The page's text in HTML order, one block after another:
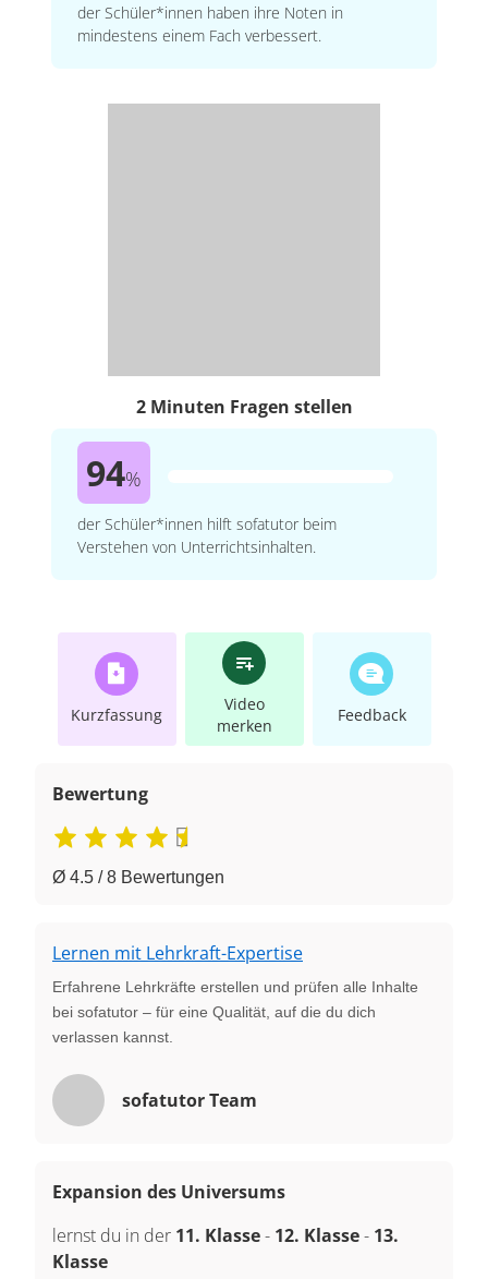
der Schüler*innen haben ihre Noten in
mindestens einem Fach verbessert.
2 Minuten Fragen stellen
94%
der Schüler*innen hilft sofatutor beim
Verstehen von Unterrichtsinhalten.
Kurzfassung
Video
merken
Feedback
Bewertung
Ø 4.5 / 8 Bewertungen
Lernen mit Lehrkraft-Expertise
Erfahrene Lehrkräfte erstellen und prüfen alle Inhalte
bei sofatutor – für eine Qualität, auf die du dich
verlassen kannst.
sofatutor Team
Expansion des Universums
lernst du in der 11. Klasse- 12. Klasse- 13.
Klasse